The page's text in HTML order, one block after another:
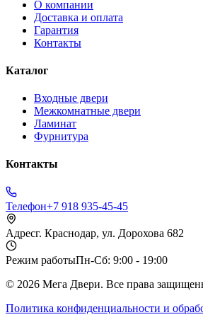
О компании
Доставка и оплата
Гарантия
Контакты
Каталог
Входные двери
Межкомнатные двери
Ламинат
Фурнитура
Контакты
Телефон+7 918 935-45-45
Адресг. Краснодар, ул. Дорохова 682
Режим работыПн-Сб: 9:00 - 19:00
© 2026 Мега Двери. Все права
Политика конфиденциальности и